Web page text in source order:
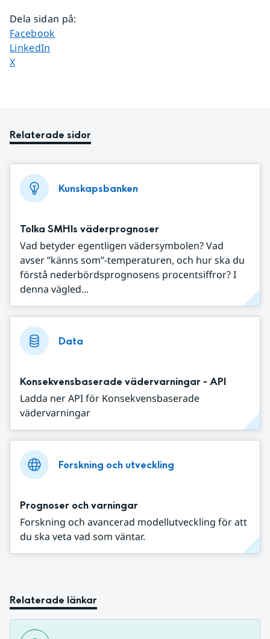
Dela sidan på:
Dela sidan på
Facebook
Dela sidan på
LinkedIn
Dela sidan på
X
Relaterade sidor
Kunskapsbanken
Tolka SMHIs väderprognoser
Vad betyder egentligen vädersymbolen? Vad
avser ”känns som”-temperaturen, och hur ska du
förstå nederbördsprognosens procentsiffror? I
denna vägled...
Data
Konsekvensbaserade vädervarningar - API
Ladda ner API för Konsekvensbaserade
vädervarningar
Forskning och utveckling
Prognoser och varningar
Forskning och avancerad modellutveckling för att
du ska veta vad som väntar.
Relaterade länkar